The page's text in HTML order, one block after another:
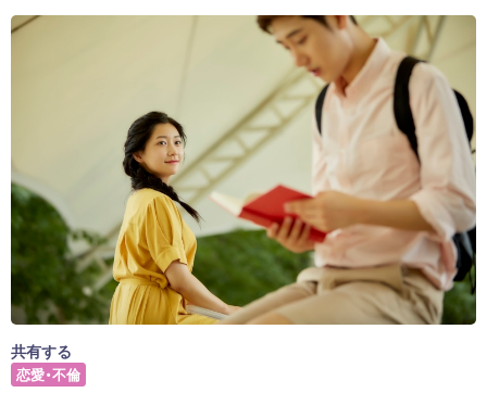
共有する
恋愛・不倫